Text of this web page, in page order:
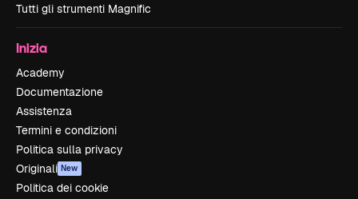
Tutti gli strumenti Magnific
Inizia
Academy
Documentazione
Assistenza
Termini e condizioni
Politica sulla privacy
Originali New
Politica dei cookie